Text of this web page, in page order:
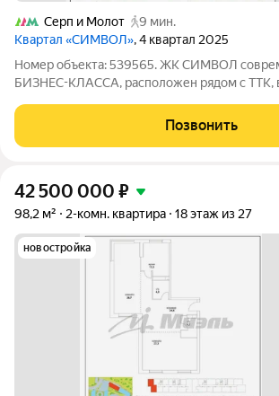
Серп и Молот
9 мин.
Квартал «СИМВОЛ», 4 квартал 2025
Номер объекта: 539565. ЖК СИМВОЛ
БИЗНЕС-КЛАССА, расположен рядом с ТТК,
Авиамоторная, станции железной дороги
Серп и Молот. В шаговой доступности школа,
Позвонить
42 500 000 ₽
98,2 м² 2-комн. квартира 18 этаж из 27
новостройка